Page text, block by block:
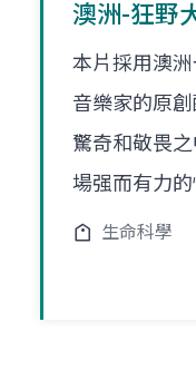
澳洲-狂野
本片採用澳
音樂家的原
驚奇和敬畏
場强而有力的
生命科學